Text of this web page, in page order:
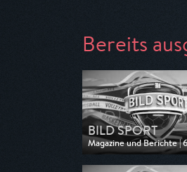
Bereits
BILD SPORT
Magazine und Berichte |
Ausgestrahlt von WELT
am 24.05.2026, 14:00